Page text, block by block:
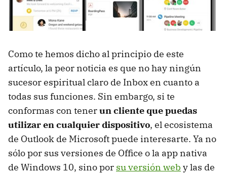
Como te hemos dicho al principio de este
artículo, la peor noticia es que no hay ningún
sucesor espiritual claro de Inbox en cuanto a
todas sus funciones. Sin embargo, si te
conformas con tenerun cliente que puedas
utilizar en cualquier dispositivo, el ecosistema
de Outlook de Microsoft puede interesarte. Ya no
sólo por sus versiones de Office o la app nativa
de Windows 10, sino por su versión web y las de